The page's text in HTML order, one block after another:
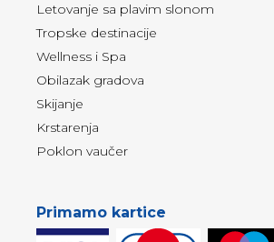
Letovanje sa plavim slonom
Tropske destinacije
Wellness i Spa
Obilazak gradova
Skijanje
Krstarenja
Poklon vaučer
Primamo kartice